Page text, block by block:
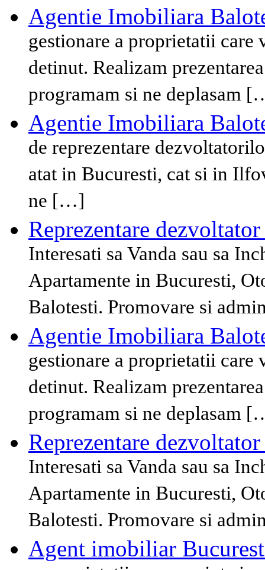
Agentie Imobiliara
gestionare a proprietatii
detinut. Realizam
programam si ne deplasam
Agentie Imobiliara
de reprezentare
atat in Bucuresti, cat si in
ne […]
Reprezentare
Interesati sa Vanda sau sa
Apartamente in Bucuresti,
Balotesti. Promovare si
Agentie Imobiliara
gestionare a proprietatii
detinut. Realizam
programam si ne deplasam
Reprezentare
Interesati sa Vanda sau sa
Apartamente in Bucuresti,
Balotesti. Promovare si
Agent imobiliar